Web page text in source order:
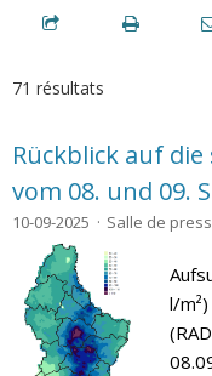
71 résultats
Rückblick auf
vom 08. und 09.
10-09-2025 Salle de
l/